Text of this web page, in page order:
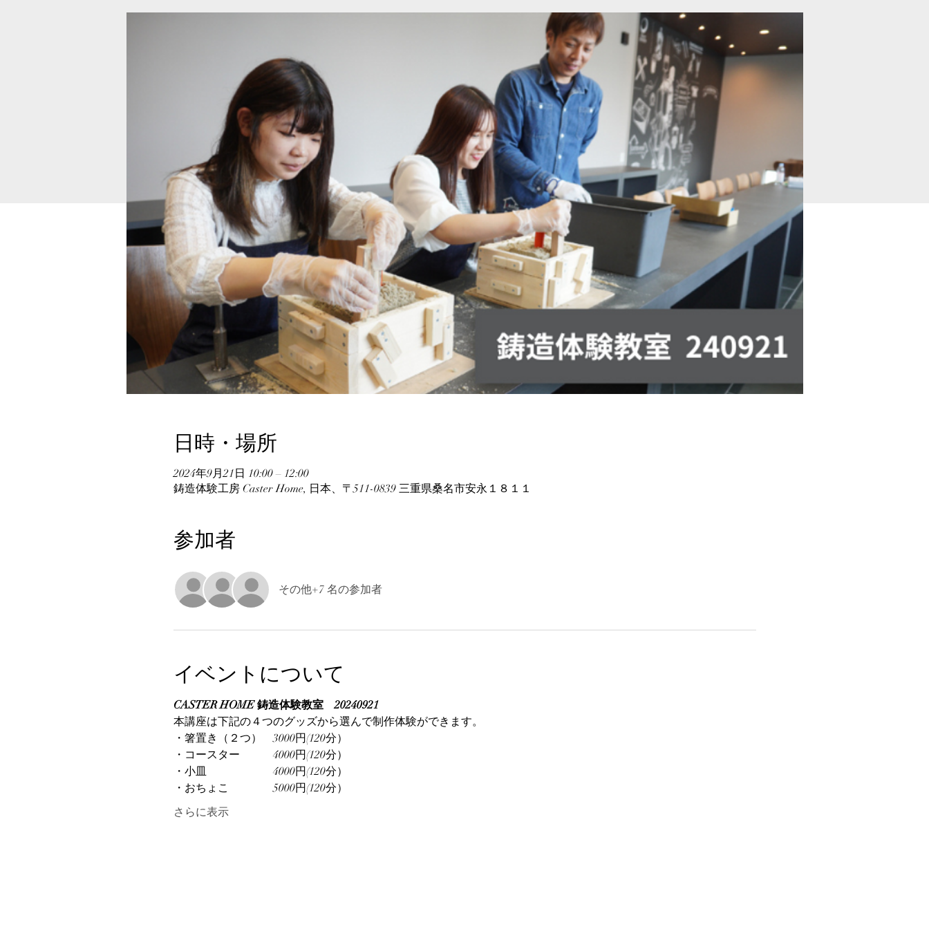
日時・場所
2024年9月21日 10:00 – 12:00
鋳造体験工房 Caster Home, 日本、〒511-0839 三重県桑名市安永１８１１
参加者
その他+7 名の参加者
イベントについて
CASTER HOME 鋳造体験教室　20240921
本講座は下記の４つのグッズから選んで制作体験ができます。
・箸置き（２つ）　3000円(120分）
・コースター　　　4000円(120分）
・小皿　　　　　　4000円(120分）
・おちょこ　　　　5000円(120分）
さらに表示